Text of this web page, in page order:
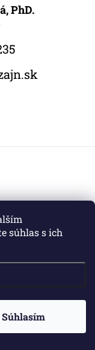
súhlas s ich
Súhlasím
PhD.
vyhradené.